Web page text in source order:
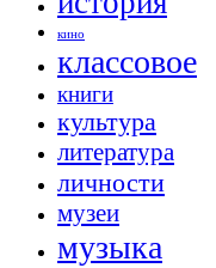
кино
классовое
книги
культура
литература
личности
музеи
музыка